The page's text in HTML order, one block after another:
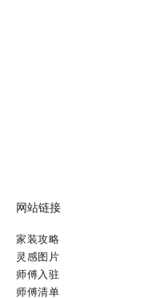
网站链接
家装攻略
灵感图片
师傅入驻
师傅清单